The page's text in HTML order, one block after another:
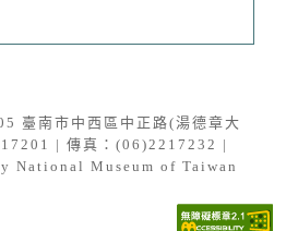
臺南市中西區中正路(湯德章大
| 傳真：(06)2217232 |
National Museum of Taiwan